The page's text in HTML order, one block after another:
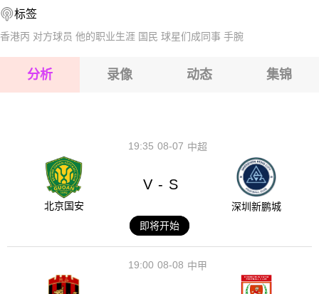
2026-08-15 【国际友谊】 柬埔寨VS不丹
标签
香港丙 对方球员 他的职业生涯 国民 球星们成同事 手腕
分析 录像 动态 集锦
08-07
19:35 中超
北京国安
V - S
深圳新鹏城
即将开始
08-08
19:00 中甲